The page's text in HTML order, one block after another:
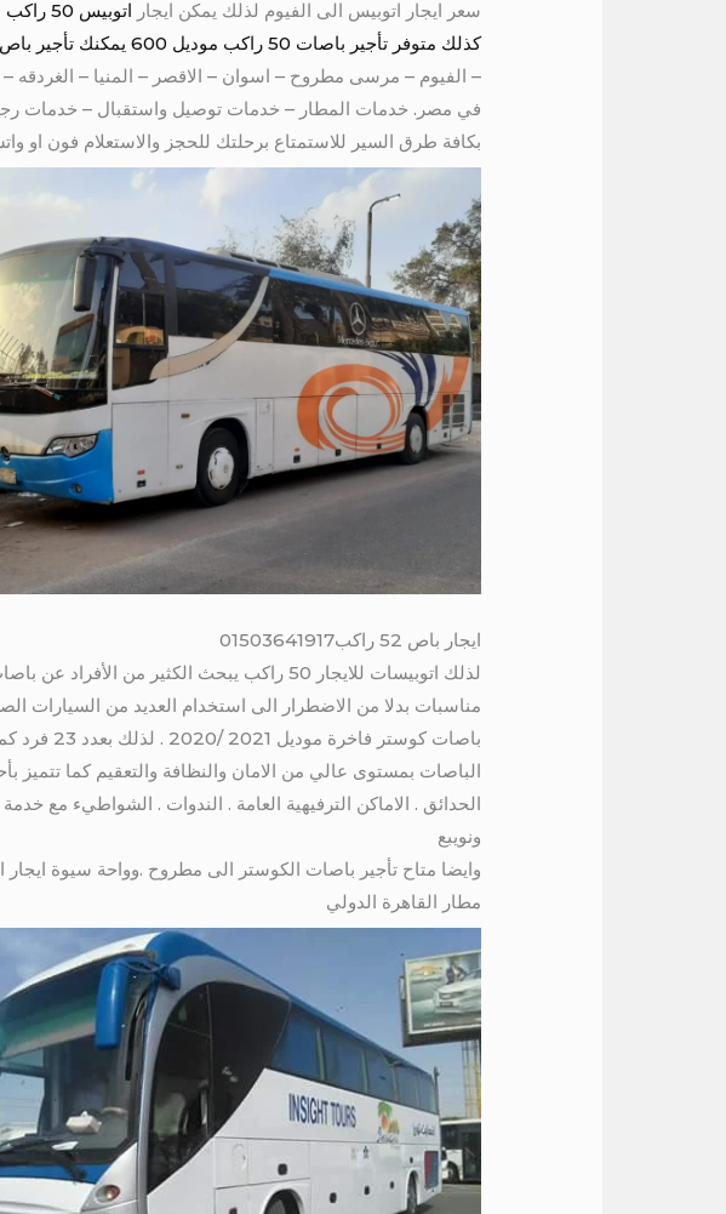
سعر ايجار اتوبيس الى الفيوم لذلك يمكن ايجار
كذلك متوفر تأجير باصات 50 راكب موديل 600 يمكنك تأجير باص 50 راكب بالتالي الذهاب إلى المحافظات المختلفه
في مصر. خدمات المطار – خدمات توصيل واستقبال – خدمات
بكافة طرق السير للاستمتاع برحلتك للحجز والاستعلام فون او واتساب /
ايجار باص 52 راكب01503641917
لذلك اتوبيسات للايجار 50 راكب يبحث الكثير
مناسبات بدلا من الاضطرار الى استخدام العديد من السيارات
الباصات بمستوى عالي من الامان والنظافة والتعقيم كما تتميز
الحدائق . الاماكن الترفيهية العامة . الندوات . الشواطيء مع
ونويبع
مطار القاهرة الدولي